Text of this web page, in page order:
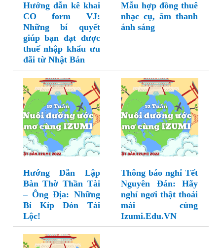
Hướng dẫn kê khai
CO form VJ:
Những bí quyết
giúp bạn đạt được
thuế nhập khẩu ưu
đãi từ Nhật Bản
Mẫu hợp đồng thuê
nhạc cụ, âm thanh
ánh sáng
Hướng Dẫn Lập
Bàn Thờ Thần Tài
– Ông Địa: Những
Bí Kíp Đón Tài
Lộc!
Thông báo nghỉ Tết
Nguyên Đán: Hãy
nghỉ ngơi thật thoải
mái cùng
Izumi.Edu.VN